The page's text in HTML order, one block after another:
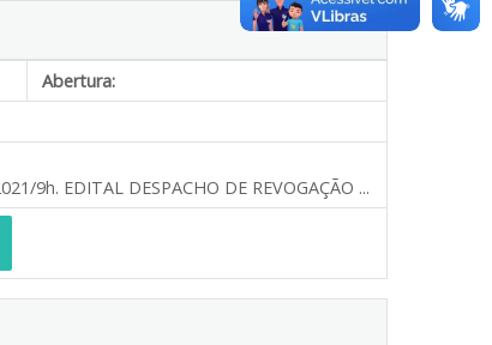
Abertura:
9h. EDITAL DESPACHO DE REVOGAÇÃO ...